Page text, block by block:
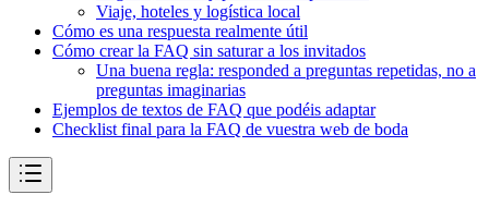
Viaje, hoteles y logística local
Cómo es una respuesta realmente útil
Cómo crear la FAQ sin saturar a los invitados
Una buena regla: responded a preguntas repetidas, no a
preguntas imaginarias
Ejemplos de textos de FAQ que podéis adaptar
Checklist final para la FAQ de vuestra web de boda